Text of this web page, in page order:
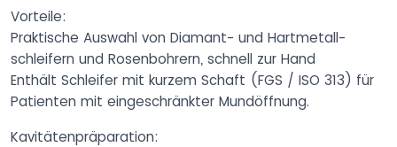
Vorteile:
Praktische Auswahl von Diamant- und Hartmetall-
schleifern und Rosenbohrern, schnell zur Hand
Enthält Schleifer mit kurzem Schaft (FGS / ISO 313) für
Patienten mit eingeschränkter Mundöffnung.
Kavitätenpräparation: